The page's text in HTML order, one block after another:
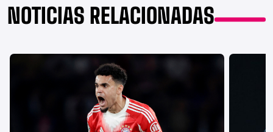
NOTICIAS RELACIONADAS